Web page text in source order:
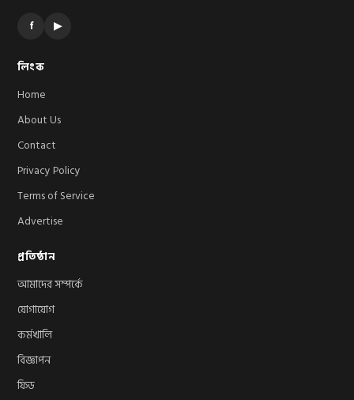
f ▶
লিংক
Home
About Us
Contact
Privacy Policy
Terms of Service
Advertise
প্রতিষ্ঠান
আমাদের সম্পর্কে
যোগাযোগ
কর্মখালি
বিজ্ঞাপন
ফিড